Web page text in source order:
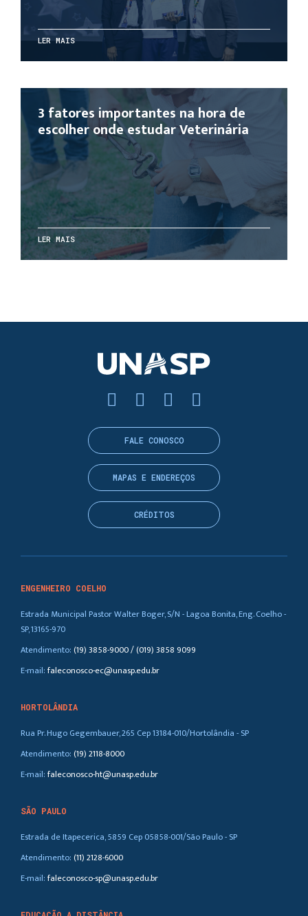
LER MAIS
3 fatores importantes na hora de
escolher onde estudar Veterinária
LER MAIS
ENGENHEIRO COELHO
Estrada Municipal Pastor Walter Boger, S/N - Lagoa Bonita, Eng. Coelho -
SP, 13165-970
Atendimento:(19) 3858-9000 / (019) 3858 9099
E-mail:faleconosco-ec@unasp.edu.br
HORTOLÂNDIA
Rua Pr. Hugo Gegembauer, 265 Cep 13184-010/Hortolândia - SP
Atendimento:(19) 2118-8000
E-mail:faleconosco-ht@unasp.edu.br
SÃO PAULO
Estrada de Itapecerica, 5859 Cep 05858-001/São Paulo - SP
Atendimento:(11) 2128-6000
E-mail:faleconosco-sp@unasp.edu.br
FALE CONOSCO
MAPAS E ENDEREÇOS
CRÉDITOS